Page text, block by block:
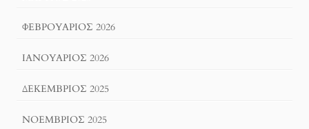
ΦΕΒΡΟΥΆΡΙΟΣ 2026
ΙΑΝΟΥΆΡΙΟΣ 2026
ΔΕΚΈΜΒΡΙΟΣ 2025
ΝΟΈΜΒΡΙΟΣ 2025